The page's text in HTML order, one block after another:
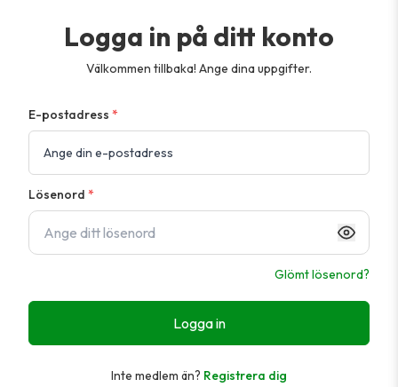
Logga in på ditt konto
Välkommen tillbaka! Ange dina uppgifter.
E-postadress *
Lösenord *
Glömt lösenord?
Logga in
Inte medlem än? Registrera dig